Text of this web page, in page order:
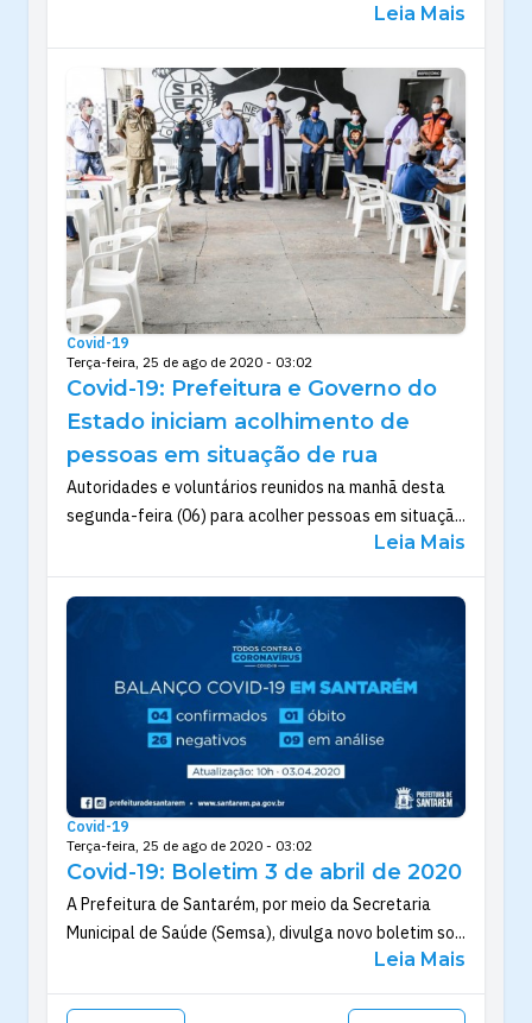
Leia Mais
Covid-19
Terça-feira, 25 de ago de 2020 - 03:02
Covid-19: Prefeitura e Governo do
Estado iniciam acolhimento de
pessoas em situação de rua
Autoridades e voluntários reunidos na manhã desta
segunda-feira (06) para acolher pessoas em situaçã...
Leia Mais
Covid-19
Terça-feira, 25 de ago de 2020 - 03:02
Covid-19: Boletim 3 de abril de 2020
A Prefeitura de Santarém, por meio da Secretaria
Municipal de Saúde (Semsa), divulga novo boletim so...
Leia Mais